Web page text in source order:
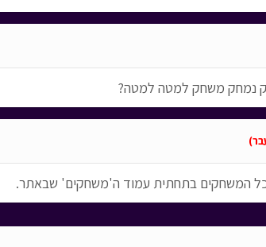
נמחק משחק למטה למטה?
כל המשחקים בתחתית עמוד ה'משחקים' שבאתר.